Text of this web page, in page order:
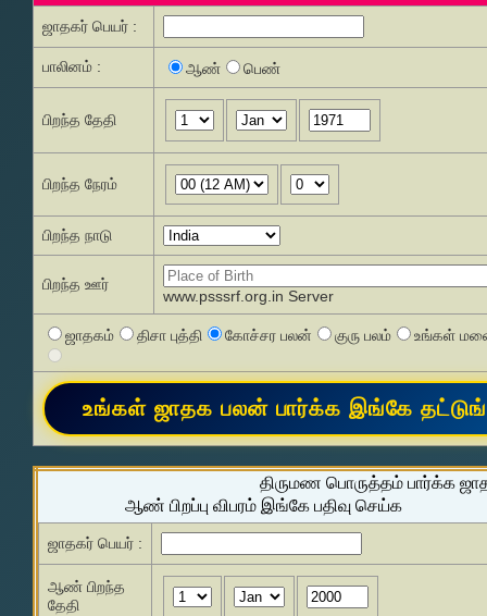
ஜாதகர் பெயர் :
பாலினம் : ஆண் பெண்
பிறந்த தேதி
பிறந்த நேரம்
பிறந்த நாடு
பிறந்த ஊர்
www.psssrf.org.in Server
ஜாதகம் திசா புத்தி கோச்சர பலன் குரு பலம் உங்கள்
திருமண பொருத்தம் பார்க்க
ஆண் பிறப்பு விபரம் இங்கே பதிவு செய்க
ஜாதகர் பெயர் :
ஆண் பிறந்த
தேதி